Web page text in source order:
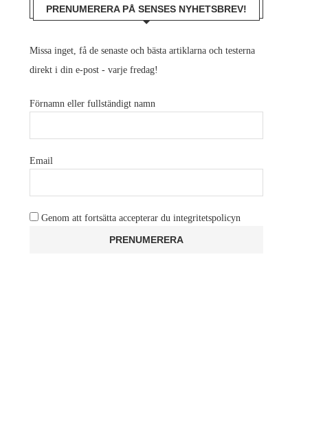
PRENUMERERA PÅ SENSES NYHETSBREV!
Missa inget, få de senaste och bästa artiklarna och testerna
direkt i din e-post - varje fredag!
Förnamn eller fullständigt namn
Email
Genom att fortsätta accepterar du integritetspolicyn